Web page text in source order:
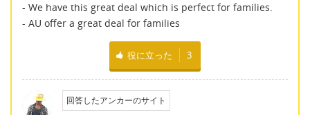
- We have this great deal which is perfect for families.
- AU offer a great deal for families
役に立った 3
回答したアンカーのサイト